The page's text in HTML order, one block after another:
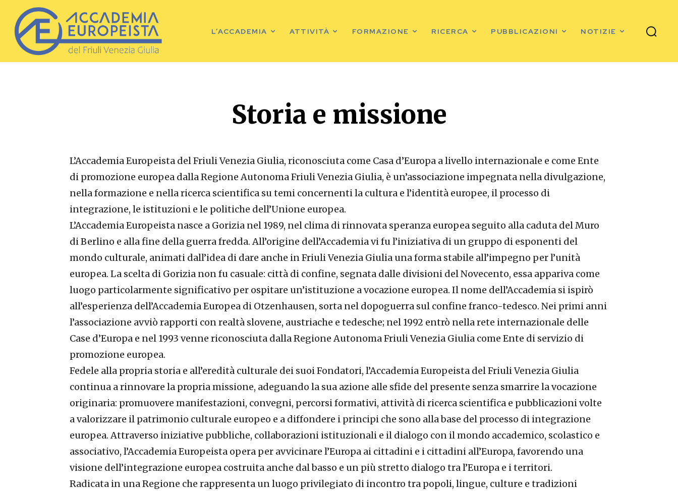
L’ACCADEMIA ATTIVITÀ FORMAZIONE RICERCA PUBBLICAZIONI NOTIZIE
Storia e missione
L’Accademia Europeista del Friuli Venezia Giulia, riconosciuta come Casa d’Europa a livello internazionale e come Ente
di promozione europea dalla Regione Autonoma Friuli Venezia Giulia, è un’associazione impegnata nella divulgazione,
nella formazione e nella ricerca scientifica su temi concernenti la cultura e l’identità europee, il processo di
integrazione, le istituzioni e le politiche dell’Unione europea.
L’Accademia Europeista nasce a Gorizia nel 1989, nel clima di rinnovata speranza europea seguito alla caduta del Muro
di Berlino e alla fine della guerra fredda. All’origine dell’Accademia vi fu l’iniziativa di un gruppo di esponenti del
mondo culturale, animati dall’idea di dare anche in Friuli Venezia Giulia una forma stabile all’impegno per l’unità
europea. La scelta di Gorizia non fu casuale: città di confine, segnata dalle divisioni del Novecento, essa appariva come
luogo particolarmente significativo per ospitare un’istituzione a vocazione europea. Il nome dell’Accademia si ispirò
all’esperienza dell’Accademia Europea di Otzenhausen, sorta nel dopoguerra sul confine franco-tedesco. Nei primi anni
l’associazione avviò rapporti con realtà slovene, austriache e tedesche; nel 1992 entrò nella rete internazionale delle
Case d’Europa e nel 1993 venne riconosciuta dalla Regione Autonoma Friuli Venezia Giulia come Ente di servizio di
promozione europea.
Fedele alla propria storia e all’eredità culturale dei suoi Fondatori, l’Accademia Europeista del Friuli Venezia Giulia
continua a rinnovare la propria missione, adeguando la sua azione alle sfide del presente senza smarrire la vocazione
originaria: promuovere manifestazioni, convegni, percorsi formativi, attività di ricerca scientifica e pubblicazioni volte
a valorizzare il patrimonio culturale europeo e a diffondere i principi che sono alla base del processo di integrazione
europea. Attraverso iniziative pubbliche, collaborazioni istituzionali e il dialogo con il mondo accademico, scolastico e
associativo, l’Accademia Europeista opera per avvicinare l’Europa ai cittadini e i cittadini all’Europa, favorendo una
visione dell’integrazione europea costruita anche dal basso e un più stretto dialogo tra l’Europa e i territori.
Radicata in una Regione che rappresenta un luogo privilegiato di incontro tra popoli, lingue, culture e tradizioni